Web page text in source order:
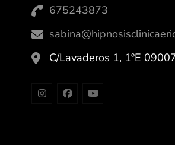
675243873
C/Lavaderos 1, 1ºE